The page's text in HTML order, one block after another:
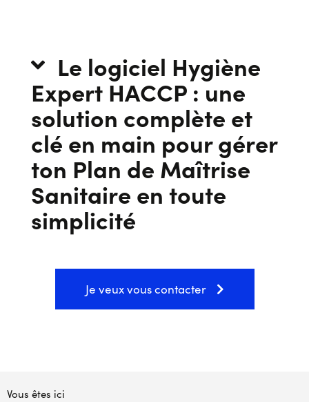
Le logiciel Hygiène
Expert HACCP : une
solution complète et
clé en main pour gérer
ton Plan de Maîtrise
Sanitaire en toute
simplicité
Je veux vous contacter
Vous êtes ici